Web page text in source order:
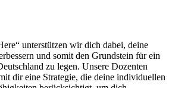
unterstützen wir dich dabei, deine
und somit den Grundstein für ein
zu legen. Unsere Dozenten
dir eine Strategie, die deine individuellen